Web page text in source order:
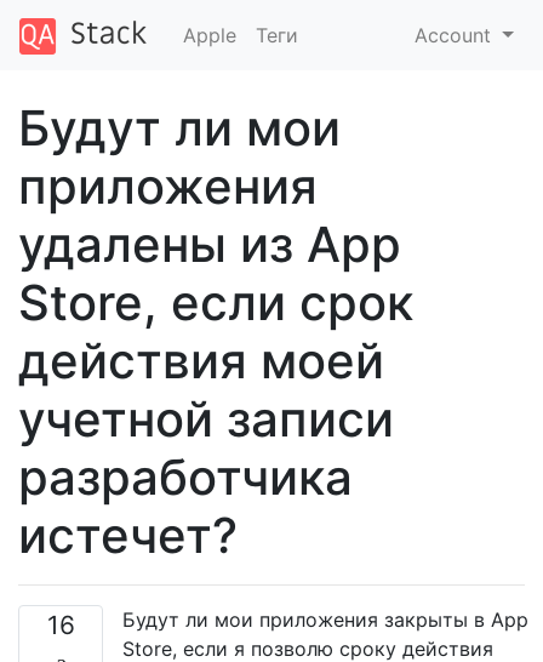
Apple Теги Account
Будут ли мои
приложения
удалены из App
Store, если срок
действия моей
учетной записи
разработчика
истечет?
16
Будут ли мои приложения закрыты в App
Store, если я позволю сроку действия